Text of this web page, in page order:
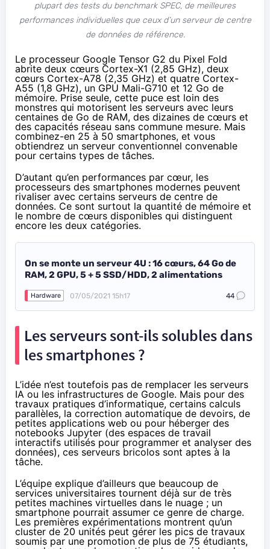
plupart des tests du benchmark SPEC, de meilleures
performances individuelles que ceux d’un serveur de centre
de données de référence.
Le processeur Google Tensor G2 du Pixel Fold
abrite deux cœurs Cortex-X1 (2,85 GHz), deux
cœurs Cortex-A78 (2,35 GHz) et quatre Cortex-
A55 (1,8 GHz), un GPU Mali-G710 et 12 Go de
mémoire. Prise seule, cette puce est loin des
monstres qui motorisent les serveurs avec leurs
centaines de Go de RAM, des dizaines de cœurs et
des capacités réseau sans commune mesure. Mais
combinez-en 25 à 50 smartphones, et vous
obtiendrez un serveur conventionnel convenable
pour certains types de tâches.
D’autant qu’en performances par cœur, les
processeurs des smartphones modernes peuvent
rivaliser avec certains serveurs de centre de
données. Ce sont surtout la quantité de mémoire et
le nombre de cœurs disponibles qui distinguent
encore les deux catégories.
On se monte un serveur 4U : 16 cœurs, 64 Go de
RAM, 2 GPU, 5 + 5 SSD/HDD, 2 alimentations
Hardware 07/05/2021 15h17 44
Les serveurs sont-ils solubles dans
les smartphones ?
L’idée n’est toutefois pas de remplacer les serveurs
IA ou les infrastructures de Google. Mais pour des
travaux pratiques d’informatique, certains calculs
parallèles, la correction automatique de devoirs, de
petites applications web ou pour héberger des
notebooks Jupyter (des espaces de travail
interactifs utilisés pour programmer et analyser des
données), ces serveurs bricolos sont aptes à la
tâche.
L’équipe explique d’ailleurs que beaucoup de
services universitaires tournent déjà sur de très
petites machines virtuelles dans le nuage ; un
smartphone pourrait assumer ce genre de charge.
Les premières expérimentations montrent qu’un
cluster de 20 unités peut gérer les pics de travaux
soumis par une promotion de plus de 75 étudiants,